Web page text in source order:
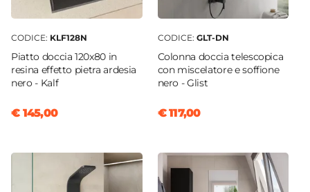
Materiale Anta
Spessore Anta
8 mm
Materiale Profilo
Colore Profilo
Regolabile
CODICE: KLF128N
Piatto doccia 120x80 in
resina effetto pietra ardesia
nero - Kalf
€ 145,00
CODICE: GLT-DN
Colonna doccia telescopica
con miscelatore e soffione
nero - Glist
€ 117,00